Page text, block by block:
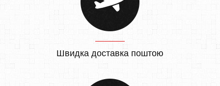
Швидка доставка поштою